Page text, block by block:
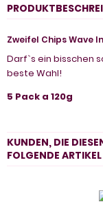
Zweifel Chips Wave
Darf`s ein bisschen
beste Wahl!
5 Pack a 120g
KUNDEN, DIE
FOLGENDE